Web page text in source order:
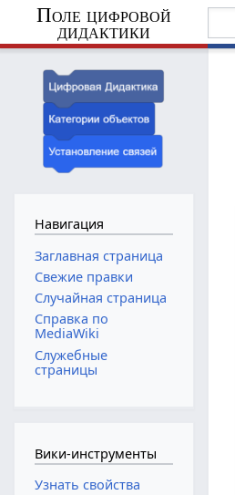
Поле цифровой
дидактики
Навигация
Заглавная страница
Свежие правки
Случайная страница
Справка по
MediaWiki
Служебные
страницы
Вики-инструменты
Узнать свойства